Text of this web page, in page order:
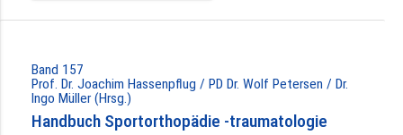
Band 157
Prof. Dr. Joachim Hassenpflug / PD Dr. Wolf Petersen / Dr.
Ingo Müller (Hrsg.)
Handbuch Sportorthopädie -traumatologie